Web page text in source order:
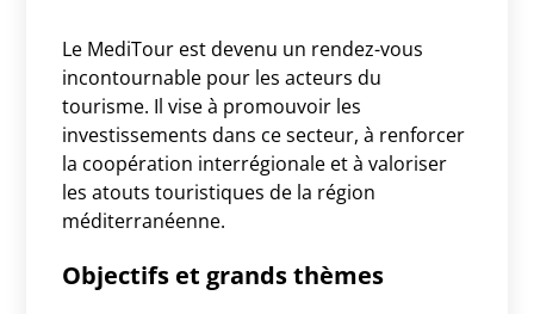
Le MediTour est devenu un rendez-vous
incontournable pour les acteurs du
tourisme. Il vise à promouvoir les
investissements dans ce secteur, à renforcer
la coopération interrégionale et à valoriser
les atouts touristiques de la région
méditerranéenne.
Objectifs et grands thèmes